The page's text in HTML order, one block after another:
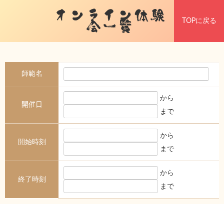
オンライン体験
会一覧 TOPに戻る
師範名
開催日
から
まで
開始時刻
から
まで
終了時刻
から
まで